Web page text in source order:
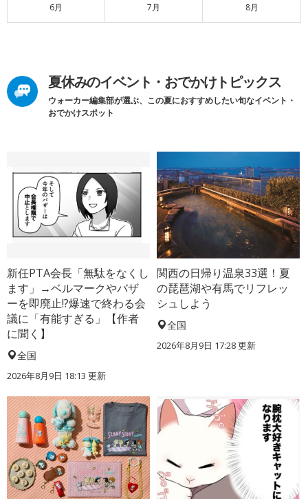
6月 7月 8月
夏休みのイベント・おでかけトピックス
ウォーカー編集部が選ぶ、この夏におすすめしたい旬なイベント・
おでかけスポット
新任PTA会長「無駄をなくし
ます」→ベルマークやバザ
ーを即廃止!?爆速で終わる会
議に「有能すぎる」【作者
に聞く】
全国
2026年8月9日 18:13 更新
関西の日帰り温泉33選！夏
の琵琶湖や有馬でリフレッ
シュしよう
全国
2026年8月9日 17:28更新